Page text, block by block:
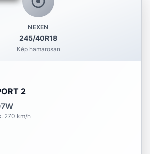
NEXEN
245/40R18
Kép hamarosan
2
270 km/h